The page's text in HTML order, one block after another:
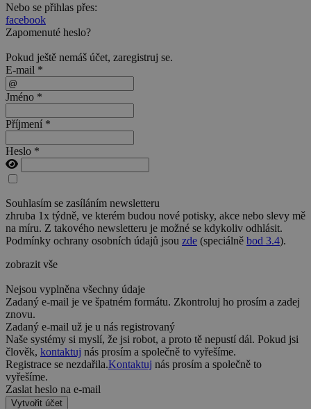
Nebo se přihlas přes:
facebook
Zapomenuté heslo?
Pokud ještě nemáš účet, zaregistruj se.
E-mail *
Jméno *
Příjmení *
Heslo *
Souhlasím se zasíláním newsletteru
zhruba 1x týdně, ve kterém budou nové potisky, akce nebo slevy mě
na míru. Z takového newsletteru je možné se kdykoliv odhlásit.
Podmínky ochrany osobních údajů jsou zde (speciálně bod 3.4).
zobrazit vše
Nejsou vyplněna všechny údaje
Zadaný e-mail je ve špatném formátu. Zkontroluj ho prosím a zadej
znovu.
Zadaný e-mail už je u nás registrovaný
Naše systémy si myslí, že jsi robot, a proto tě nepustí dál. Pokud jsi
člověk, kontaktuj nás prosím a společně to vyřešíme.
Registrace se nezdařila.Kontaktuj nás prosím a společně to
vyřešíme.
Zaslat heslo na e-mail
Vytvořit účet